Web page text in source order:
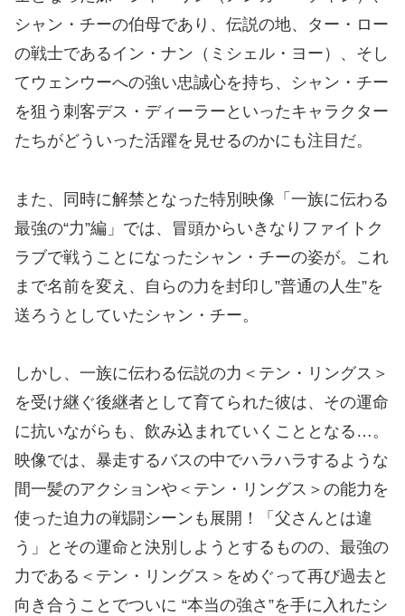
シャン・チーの伯母であり、伝説の地、ター・ロー
の戦士であるイン・ナン（ミシェル・ヨー）、そし
てウェンウーへの強い忠誠心を持ち、シャン・チー
を狙う刺客デス・ディーラーといったキャラクター
たちがどういった活躍を見せるのかにも注目だ。
また、同時に解禁となった特別映像「一族に伝わる
最強の“力”編」では、冒頭からいきなりファイトク
ラブで戦うことになったシャン・チーの姿が。これ
まで名前を変え、自らの力を封印し”普通の人生”を
送ろうとしていたシャン・チー。
しかし、一族に伝わる伝説の力＜テン・リングス＞
を受け継ぐ後継者として育てられた彼は、その運命
に抗いながらも、飲み込まれていくこととなる…。
映像では、暴走するバスの中でハラハラするような
間一髪のアクションや＜テン・リングス＞の能力を
使った迫力の戦闘シーンも展開！「父さんとは違
う」とその運命と決別しようとするものの、最強の
力である＜テン・リングス＞をめぐって再び過去と
向き合うことでついに “本当の強さ”を手に入れたシ